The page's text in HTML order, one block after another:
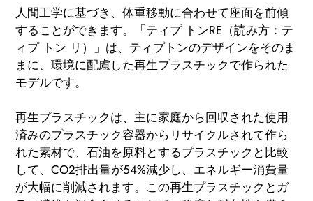
を
追
加
す
る
人間工学に基づき、体重移動に合わせて座面を前傾
することができます。「ティプ トンRE（読み方：テ
ィプ トン リ）」は、ティプトンのデザインをそのま
まに、環境に配慮した再生プラスチックで作られた
モデルです。
再生プラスチックは、主に家庭から回収された使用
済みのプラスチック容器からリサイクルされて作ら
れた素材で、石油を原料とするプラスチックと比較
して、CO2排出量が54%減少し、エネルギー消費量
が大幅に削減されます。この再生プラスチックとガ